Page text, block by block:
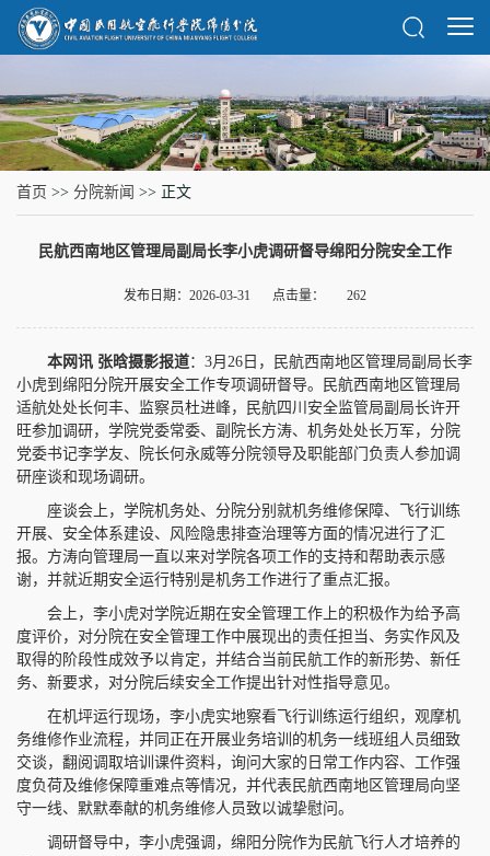
首页 >> 分院新闻 >> 正文
民航西南地区管理局副局长李小虎调研督导绵阳分院安全工作
发布日期：2026-03-31 点击量： 262
本网讯 张晗摄影报道：3月26日，民航西南地区管理局副局长李
小虎到绵阳分院开展安全工作专项调研督导。民航西南地区管理局
适航处处长何丰、监察员杜进峰，民航四川安全监管局副局长许开
旺参加调研，学院党委常委、副院长方涛、机务处处长万军，分院
党委书记李学友、院长何永威等分院领导及职能部门负责人参加调
研座谈和现场调研。
座谈会上，学院机务处、分院分别就机务维修保障、飞行训练
开展、安全体系建设、风险隐患排查治理等方面的情况进行了汇
报。方涛向管理局一直以来对学院各项工作的支持和帮助表示感
谢，并就近期安全运行特别是机务工作进行了重点汇报。
会上，李小虎对学院近期在安全管理工作上的积极作为给予高
度评价，对分院在安全管理工作中展现出的责任担当、务实作风及
取得的阶段性成效予以肯定，并结合当前民航工作的新形势、新任
务、新要求，对分院后续安全工作提出针对性指导意见。
在机坪运行现场，李小虎实地察看飞行训练运行组织，观摩机
务维修作业流程，并同正在开展业务培训的机务一线班组人员细致
交谈，翻阅调取培训课件资料，询问大家的日常工作内容、工作强
度负荷及维修保障重难点等情况，并代表民航西南地区管理局向坚
守一线、默默奉献的机务维修人员致以诚挚慰问。
调研督导中，李小虎强调，绵阳分院作为民航飞行人才培养的